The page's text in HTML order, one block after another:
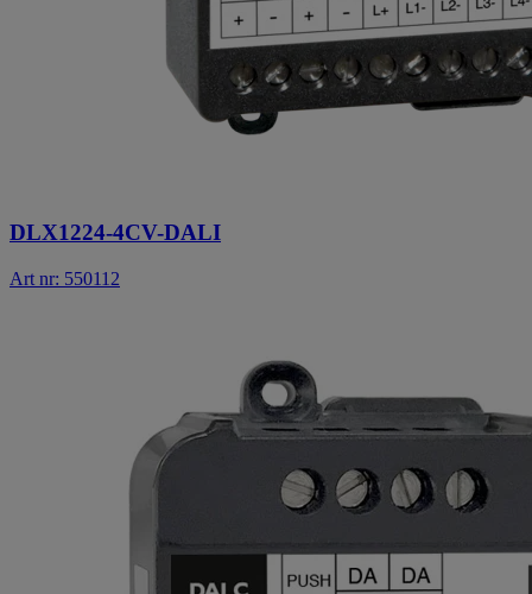
DLX1224-4CV-DALI
Art nr: 550112